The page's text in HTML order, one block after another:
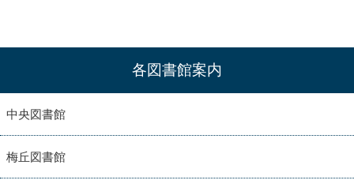
各図書館案内
中央図書館
梅丘図書館